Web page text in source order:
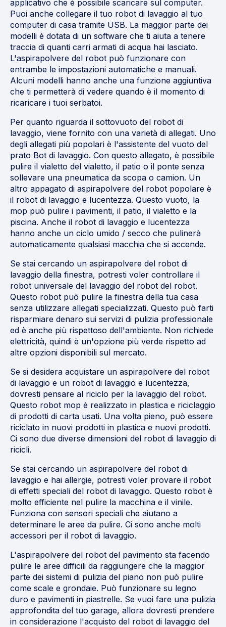
applicativo che è possibile scaricare sul computer.
Puoi anche collegare il tuo robot di lavaggio al tuo
computer di casa tramite USB. La maggior parte dei
modelli è dotata di un software che ti aiuta a tenere
traccia di quanti carri armati di acqua hai lasciato.
L'aspirapolvere del robot può funzionare con
entrambe le impostazioni automatiche e manuali.
Alcuni modelli hanno anche una funzione aggiuntiva
che ti permetterà di vedere quando è il momento di
ricaricare i tuoi serbatoi.
Per quanto riguarda il sottovuoto del robot di
lavaggio, viene fornito con una varietà di allegati. Uno
degli allegati più popolari è l'assistente del vuoto del
prato Bot di lavaggio. Con questo allegato, è possibile
pulire il vialetto del vialetto, il patio o il ponte senza
sollevare una pneumatica da scopa o camion. Un
altro appagato di aspirapolvere del robot popolare è
il robot di lavaggio e lucentezza. Questo vuoto, la
mop può pulire i pavimenti, il patio, il vialetto e la
piscina. Anche il robot di lavaggio e lucentezza
hanno anche un ciclo umido / secco che pulinerà
automaticamente qualsiasi macchia che si accende.
Se stai cercando un aspirapolvere del robot di
lavaggio della finestra, potresti voler controllare il
robot universale del lavaggio del robot del robot.
Questo robot può pulire la finestra della tua casa
senza utilizzare allegati specializzati. Questo può farti
risparmiare denaro sui servizi di pulizia professionale
ed è anche più rispettoso dell'ambiente. Non richiede
elettricità, quindi è un'opzione più verde rispetto ad
altre opzioni disponibili sul mercato.
Se si desidera acquistare un aspirapolvere del robot
di lavaggio e un robot di lavaggio e lucentezza,
dovresti pensare al riciclo per la lavaggio del robot.
Questo robot mop è realizzato in plastica e riciclaggio
di prodotti di carta usati. Una volta pieno, può essere
riciclato in nuovi prodotti in plastica e nuovi prodotti.
Ci sono due diverse dimensioni del robot di lavaggio di
ricicli.
Se stai cercando un aspirapolvere del robot di
lavaggio e hai allergie, potresti voler provare il robot
di effetti speciali del robot di lavaggio. Questo robot è
molto efficiente nel pulire la macchina e il vinile.
Funziona con sensori speciali che aiutano a
determinare le aree da pulire. Ci sono anche molti
accessori per il robot di lavaggio.
L'aspirapolvere del robot del pavimento sta facendo
pulire le aree difficili da raggiungere che la maggior
parte dei sistemi di pulizia del piano non può pulire
come scale e grondaie. Può funzionare su legno
duro e pavimenti in piastrelle. Se vuoi fare una pulizia
approfondita del tuo garage, allora dovresti prendere
in considerazione l'acquisto del robot di lavaggio del